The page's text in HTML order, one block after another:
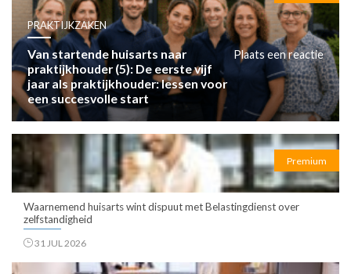
PRAKTIJKZAKEN
Van startende huisarts naar
praktijkhouder (5): De eerste vijf
jaar als praktijkhouder: lessen voor
een succesvolle start
Plaats een reactie
Premium
Waarnemend huisarts wint dispuut met Belastingdienst over
zelfstandigheid
31 JUL 2026